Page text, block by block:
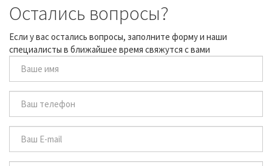
Остались вопросы?
Если у вас остались вопросы, заполните форму и наши
специалисты в ближайшее время свяжутся с вами